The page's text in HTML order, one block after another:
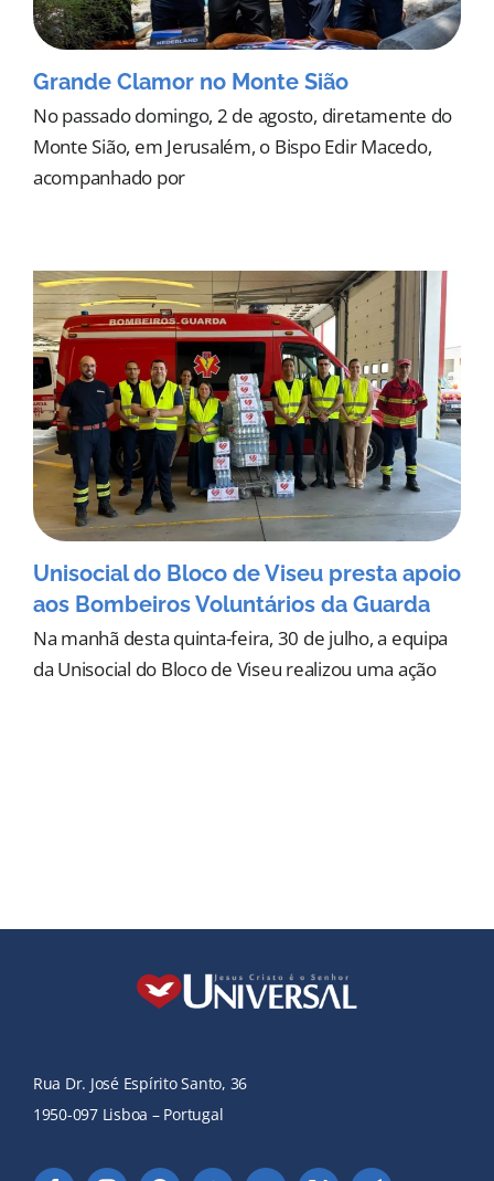
Grande Clamor no Monte Sião
No passado domingo, 2 de agosto, diretamente do
Monte Sião, em Jerusalém, o Bispo Edir Macedo,
acompanhado por
Unisocial do Bloco de Viseu presta apoio
aos Bombeiros Voluntários da Guarda
Na manhã desta quinta-feira, 30 de julho, a equipa
da Unisocial do Bloco de Viseu realizou uma ação
Rua Dr. José Espírito Santo, 36
1950-097 Lisboa – Portugal